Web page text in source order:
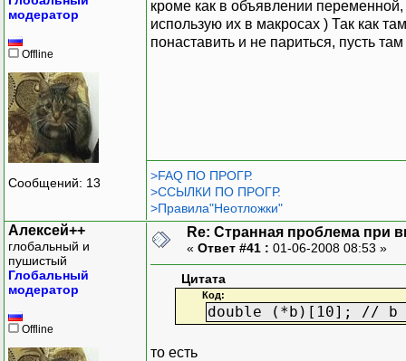
модератор
Offline
Сообщений: 13
кроме как в объявлении
использую их в макросах ) Так как
понаставить и не париться, пусть
>FAQ ПО ПРОГР.
>ССЫЛКИ ПО ПРОГР.
>Правила"Неотложки"
Алексей++
глобальный и
пушистый
Глобальный
модератор
Offline
Re: Странная проблема при
« Ответ #41 : 01-06-2008 08:53 »
Цитата
Код:
double (*b)[10]; // b -
то есть